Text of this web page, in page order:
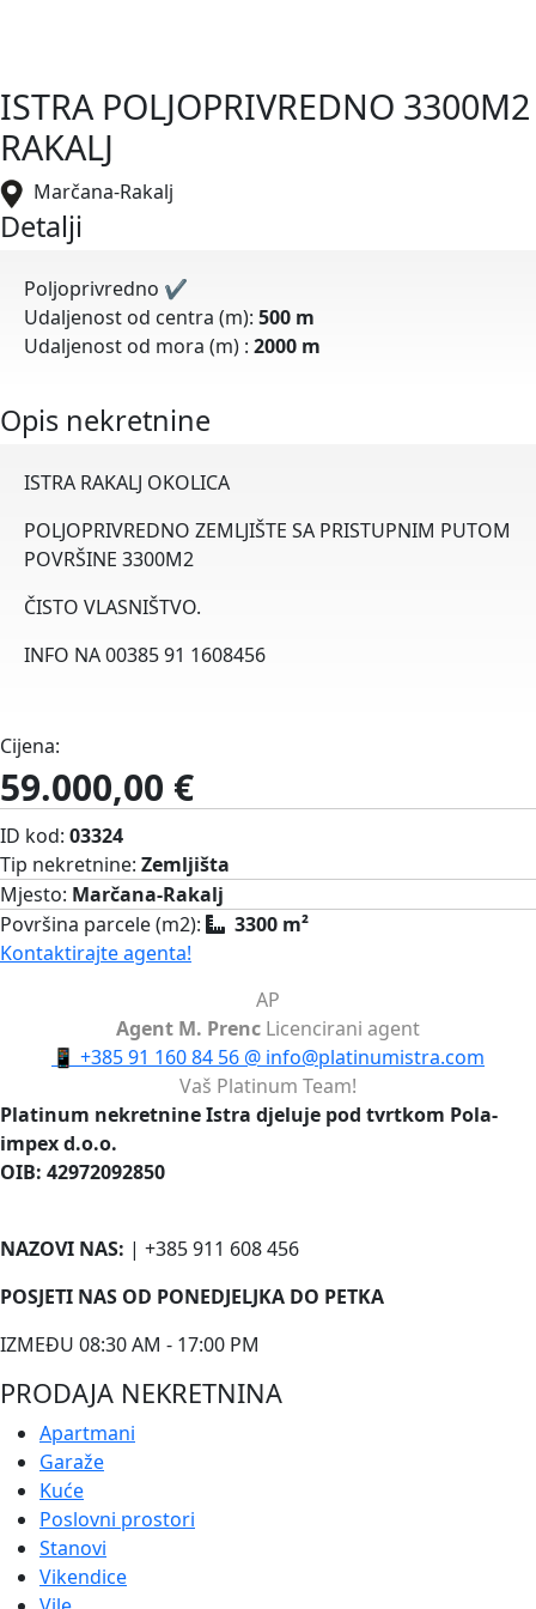
ISTRA POLJOPRIVREDNO 3300M2
RAKALJ
Marčana-Rakalj
Detalji
Poljoprivredno ✔
Udaljenost od centra (m): 500 m
Udaljenost od mora (m) : 2000 m
Opis nekretnine
ISTRA RAKALJ OKOLICA
POLJOPRIVREDNO ZEMLJIŠTE SA PRISTUPNIM PUTOM
POVRŠINE 3300M2
ČISTO VLASNIŠTVO.
INFO NA 00385 91 1608456
Cijena:
59.000,00 €
ID kod: 03324
Tip nekretnine: Zemljišta
Mjesto: Marčana-Rakalj
Površina parcele (m2):
3300 m²
Kontaktirajte agenta!
AP
Agent M. Prenc Licencirani agent
📱 +385 91 160 84 56 @ info@platinumistra.com
Vaš Platinum Team!
Platinum nekretnine Istra djeluje pod tvrtkom Pola-
impex d.o.o.
OIB: 42972092850
NAZOVI NAS: | +385 911 608 456
POSJETI NAS OD PONEDJELJKA DO PETKA
IZMEĐU 08:30 AM - 17:00 PM
PRODAJA NEKRETNINA
Apartmani
Garaže
Kuće
Poslovni prostori
Stanovi
Vikendice